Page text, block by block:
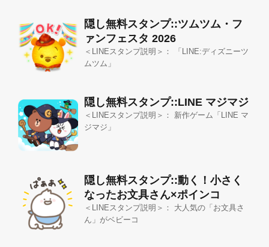
隠し無料スタンプ::ツムツム・フ
ァンフェスタ 2026
＜LINEスタンプ説明＞： 「LINE:ディズニーツ
ムツム」
隠し無料スタンプ::LINE マジマジ
＜LINEスタンプ説明＞： 新作ゲーム「LINE マ
ジマジ」
隠し無料スタンプ::動く！小さく
なったお文具さん×ポインコ
＜LINEスタンプ説明＞： 大人気の「お文具さ
ん」がベビーコ